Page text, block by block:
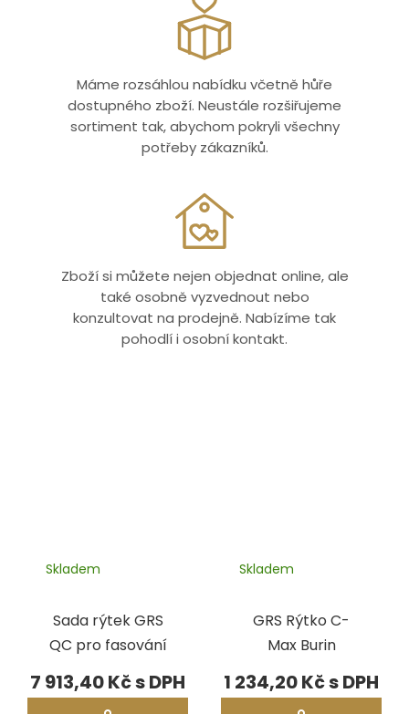
Máme rozsáhlou nabídku včetně hůře
dostupného zboží. Neustále rozšiřujeme
sortiment tak, abychom pokryli všechny
potřeby zákazníků.
Zboží si můžete nejen objednat online, ale
také osobně vyzvednout nebo
konzultovat na prodejně. Nabízíme tak
pohodlí i osobní kontakt.
Sada rýtek GRS
QC pro fasování
Skladem
7 913,40 Kč
GRS Rýtko C-
Max Burin
Skladem
1 234,20 Kč